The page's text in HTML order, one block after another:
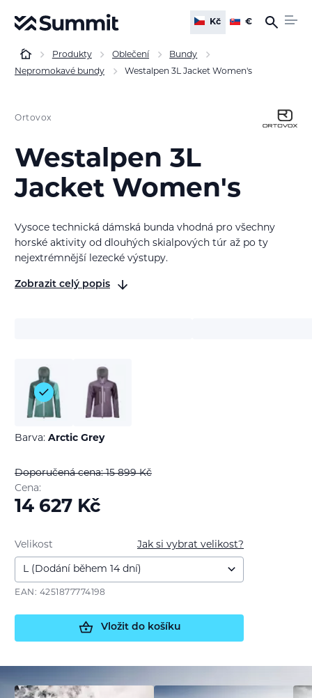
Kč €
Produkty Oblečení
Bundy
Nepromokavé bundy
Westalpen 3L Jacket Women's
Ortovox
Westalpen 3L
Jacket Women's
Vysoce technická dámská bunda vhodná pro všechny
horské aktivity od dlouhých skialpových túr až po ty
nejextrémnější lezecké výstupy.
Zobrazit celý popis
Barva: Arctic Grey
Doporučená cena: 15 899Kč
Cena:
14 627 Kč
Jak si vybrat velikost?
Velikost
EAN: 4251877774198
Vložit do košíku